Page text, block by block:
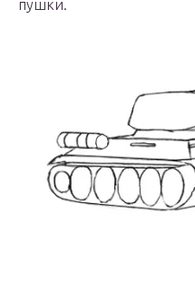
пушки.